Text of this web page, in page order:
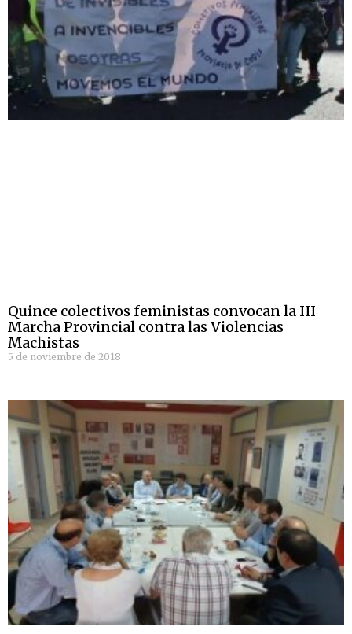
Quince colectivos feministas convocan la III
Marcha Provincial contra las Violencias
Machistas
5 de noviembre de 2018